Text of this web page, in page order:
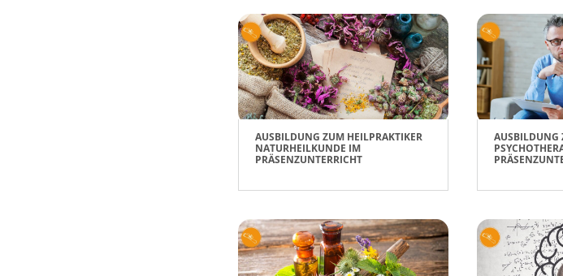
AUSBILDUNG ZUM HEILPRAKTIKER
NATURHEILKUNDE IM
PRÄSENZUNTERRICHT
AUSBILDUNG